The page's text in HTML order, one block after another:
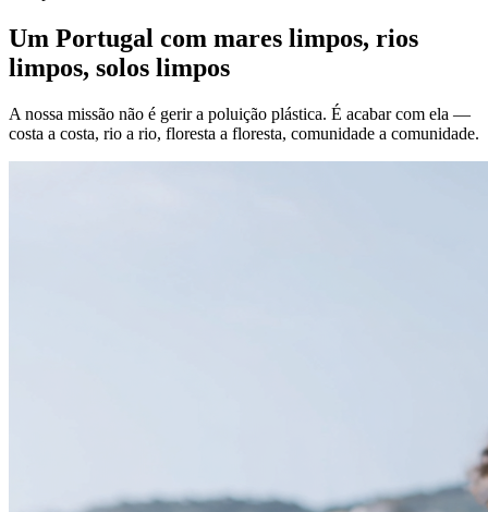
Um Portugal com mares limpos, rios
limpos, solos limpos
A nossa missão não é gerir a poluição plástica. É acabar com ela —
costa a costa, rio a rio, floresta a floresta, comunidade a comunidade.